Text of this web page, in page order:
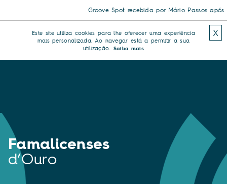
Groove Spot recebida por Mário Passos após
Este site utiliza cookies para lhe oferecer uma experiência
mais personalizada. Ao navegar está a permitir a sua
utilização. Saiba mais
X
Famalicenses
d’Ouro